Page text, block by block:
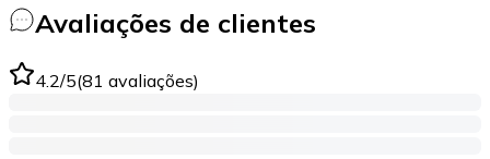
Avaliações de clientes
4.2/5(81 avaliações)